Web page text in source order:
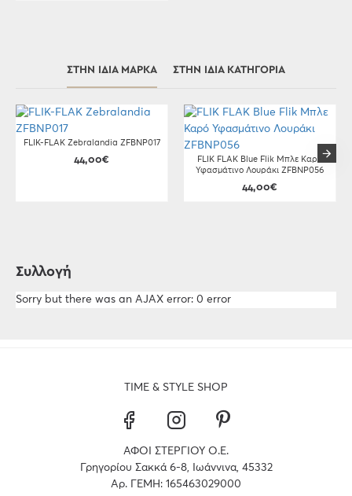
ΣΤΗΝ ΊΔΙΑ ΜΆΡΚΑ ΣΤΗΝ ΊΔΙΑ ΚΑΤΗΓΟΡΊΑ
FLIK-FLAK Zebralandia ZFBNP017
44,00€
FLIK FLAK Blue Flik Μπλε Καρό
Υφασμάτινο Λουράκι ZFBNP056
44,00€
Συλλογή
Sorry but there was an AJAX error: 0 error
TIME & STYLE SHOP
ΑΦΟΙ ΣΤΕΡΓΙΟΥ Ο.Ε.
Γρηγορίου Σακκά 6-8, Ιωάννινα, 45332
Αρ. ΓΕΜΗ: 165463029000